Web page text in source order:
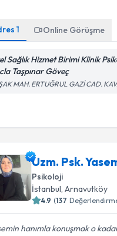
1 Online Görüşme
Sağlık Hizmet Birimi Klinik
Taşpınar Göveç
MAH. ERTUĞRUL GAZİ CAD.
Uzm. Psk.
Psikoloji
İstanbul, Arnavutköy
4.9 (137
hanımla konuşmak o